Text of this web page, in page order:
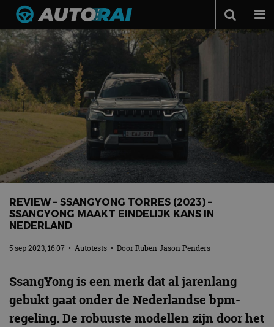
Autonieuws
Autotests
Automerken
Adverteren
Contact
MotorRAI.nl
REVIEW – SSANGYONG TORRES (2023) –
SSANGYONG MAAKT EINDELIJK KANS IN
NEDERLAND
5 sep 2023, 16:07 • Autotests • DoorRuben Jason Penders
SsangYong is een merk dat al jarenlang
gebukt gaat onder de Nederlandse bpm-
regeling. De robuuste modellen zijn door het